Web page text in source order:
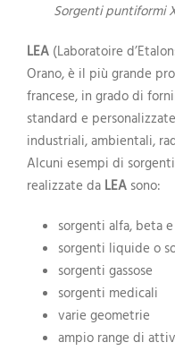
Sorgenti puntiformi
LEA (Laboratoire
Orano, è il più grande
francese, in grado di
standard e
industriali, ambientali,
Alcuni esempi di
realizzate da LEA sono:
sorgenti alfa, beta
sorgenti liquide o
sorgenti gassose
sorgenti medicali
varie geometrie
ampio range di